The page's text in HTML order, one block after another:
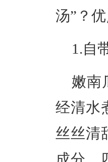
汤”？
1.自
嫩南
经清水
丝丝清